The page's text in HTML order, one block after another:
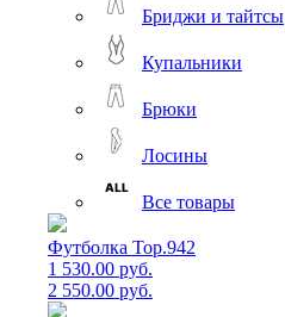
Бриджи и тайтсы
Купальники
Брюки
Лосины
Все товары
Футболка Top.942
1 530.00 руб.
2 550.00 руб.